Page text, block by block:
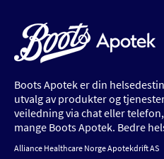
Boots Apotek er din
utvalg av produkter og
veiledning via chat eller
mange Boots Apotek. Bedre
Alliance Healthcare Norge Apotekdrift AS